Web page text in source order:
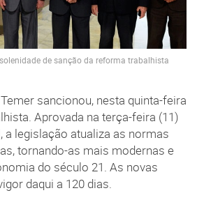
de sanção da reforma trabalhista
sancionou, nesta quinta-feira
Aprovada na terça-feira (11)
a legislação atualiza as normas
tornando-as mais modernas e
do século 21. As novas
daqui a 120 dias.